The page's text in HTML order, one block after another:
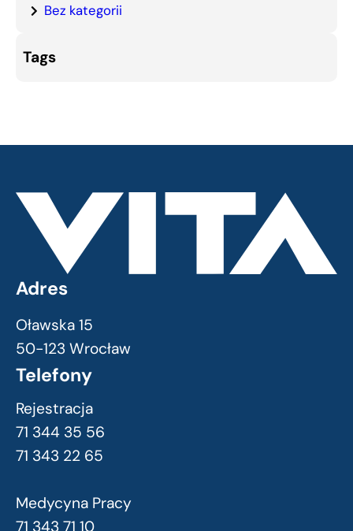
Bez kategorii
Tags
Adres
Oławska 15
50-123 Wrocław
Telefony
Rejestracja
71 344 35 56
71 343 22 65
Medycyna Pracy
71 343 71 10